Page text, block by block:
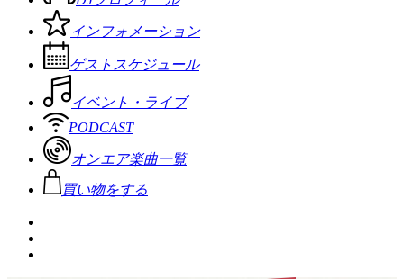
インフォメーション
ゲストスケジュール
イベント・ライブ
PODCAST
オンエア楽曲一覧
買い物をする